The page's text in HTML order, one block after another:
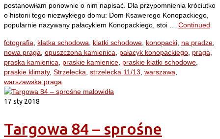
postanowiłam ponownie o nim napisać. Dla przypomnienia króciutko
o historii tego niezwykłego domu: Dom Ksawerego Konopackiego,
popularnie nazywany pałacykiem Konopackiego, stoi … Continued
fotografia klatka schodowa klatki schodowe konopacki na pradze
nowa praga opuszczona kamienica pałacyk konopackiego praga
praska kamienica
praskie kamienice praskie klatki schodowe
praskie klimaty, Strzelecka strzelecka 11/13 warszawa
warszawska praga
17 sty 2018
Targowa 84 – sprośne